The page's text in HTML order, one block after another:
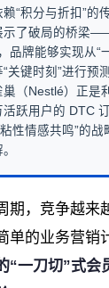
“积分与折扣”的
示了破局的桥梁
品牌能够实现从“
关键时刻”进行预
（Nestlé）正是
跃用户的 DTC
性情感共鸣”的
期，竞争越来
单的业务营销
“一刀切”式会